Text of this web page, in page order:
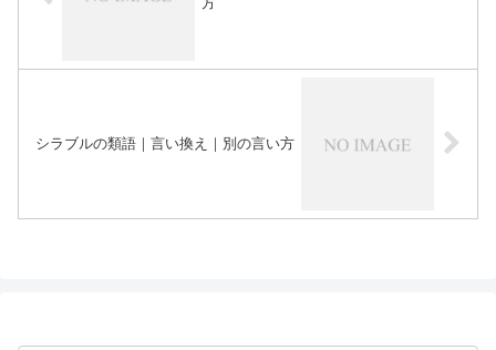
シラブルの類語｜言い換え｜別の言い方